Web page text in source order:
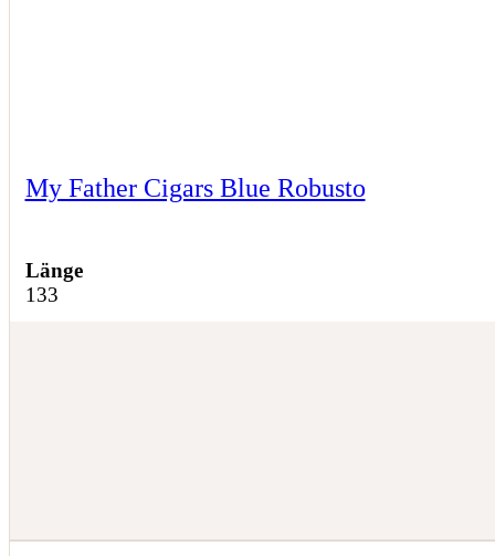
My Father Cigars Blue Robusto
Länge
133